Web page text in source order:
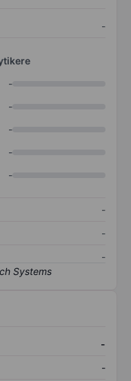
-
-
-
-
-
-
-
-
-
-
-